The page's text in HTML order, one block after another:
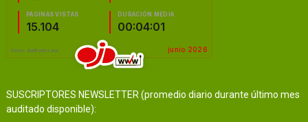
SUSCRIPTORES NEWSLETTER (promedio diario durante último mes
auditado disponible):